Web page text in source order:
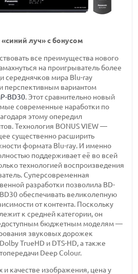
«синий луч» с бонусом
все преимущества нового
на проигрыватель более
середнячков мира Blu-ray
перспективным вариантом
BD30. Этот сравнительно новый
современные наработки по
этому опередил
Технология BONUS VIEW —
существенно расширить
формата Blu-ray. И именно
поддерживает её во всей
технологией воспроизведения
Суперсовременная
разработки позволила BD-
обеспечивать великолепную
от контента. Поскольку
к средней категории, он
бюджетным моделям —
звуковых дорожек
TrueHD и DTS-HD, а также
Deep Colour.
и качестве изображения, цена у